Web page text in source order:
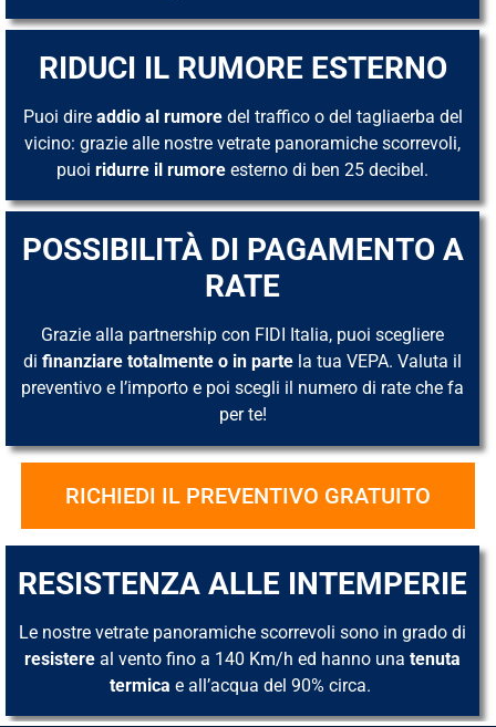
RIDUCI IL RUMORE ESTERNO
Puoi dire addio al rumoredel traffico o del tagliaerba del
vicino: grazie alle nostre vetrate panoramiche scorrevoli,
puoi ridurre il rumore esterno di ben 25 decibel.
POSSIBILITÀ DI PAGAMENTO A
RATE
Grazie alla partnership con FIDI Italia, puoi scegliere
di finanziare totalmente o in parte la tua VEPA. Valuta il
preventivo e l’importo e poi scegli il numero di rate che fa
per te!
RICHIEDI IL PREVENTIVO GRATUITO
RESISTENZA ALLE INTEMPERIE
Le nostre vetrate panoramiche scorrevoli sono in grado di
resistere al vento fino a 140 Km/h ed hanno una tenuta
termica e all’acqua del 90% circa.